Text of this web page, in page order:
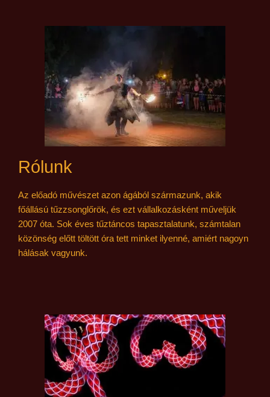
Rólunk
Az előadó művészet azon ágából származunk, akik
főállású tűzzsonglőrök, és ezt vállalkozásként műveljük
2007 óta. Sok éves tűztáncos tapasztalatunk, számtalan
közönség előtt töltött óra tett minket ilyenné, amiért nagoyn
hálásak vagyunk.